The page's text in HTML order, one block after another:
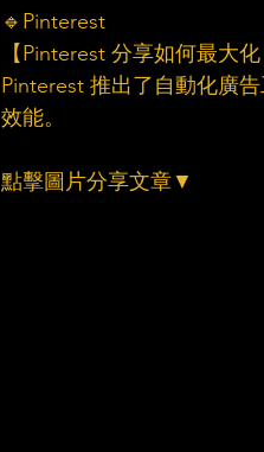
🔹Pinterest
【Pinterest 分享如何最大
Pinterest 推出了自動化廣
效能。
點擊圖片分享文章▼